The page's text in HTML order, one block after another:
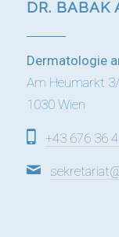
DR. BABAK
Dermatologie
Am Heumarkt
1030 Wien
+43 676 36